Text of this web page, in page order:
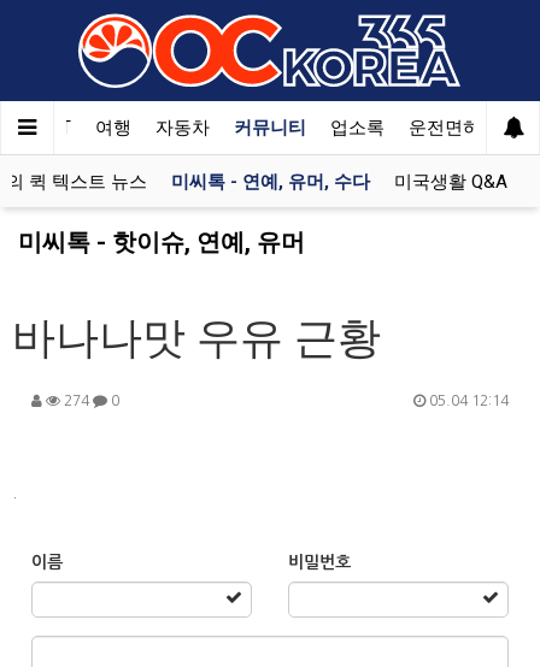
한국SAT 여행 자동차 커뮤니티 업소록 운전면허 문의
의 퀵 텍스트 뉴스 미씨톡 - 연예, 유머, 수다 미국생활 Q&A
미씨톡 - 핫이슈, 연예, 유머
바나나맛 우유 근황
274 0 05.04 12:14
이름 비밀번호